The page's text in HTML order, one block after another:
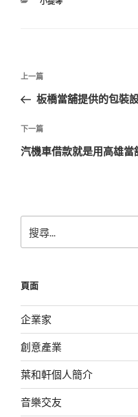
文
導
覽
上
一
文
章
上一篇
板橋當舖提供的包裝
下
一
下一篇
汽機車借款就是用高雄
尋
字:
頁面
企業家
創意產業
葉和軒個人簡介
音樂交友